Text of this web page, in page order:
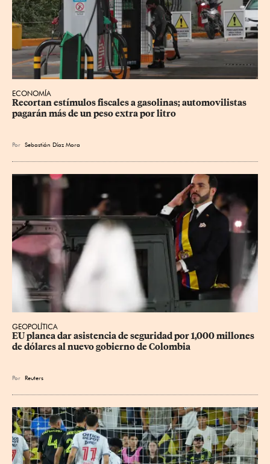
ECONOMÍA
Recortan estímulos fiscales a gasolinas; automovilistas
pagarán más de un peso extra por litro
Por Sebastián Díaz Mora
GEOPOLÍTICA
EU planea dar asistencia de seguridad por 1,000 millones
de dólares al nuevo gobierno de Colombia
Por Reuters